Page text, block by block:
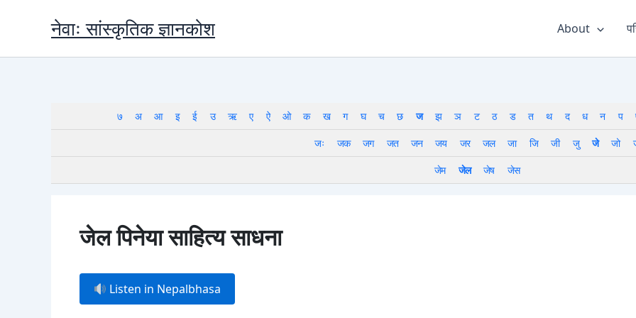
नेवाः सांस्कृतिक ज्ञानकोश About
७ अ आ इ ई उ ऋ ए ऐ ओ क ख ग घ च छ ज झ ञ ट ठ ड त थ द ध न प
जः
जक जग जत जन जय जर जल जा जि जी जु जे जो
जेम
जेल जेष जेस
जेल पिनेया साहित्य साधना
Listen in Nepalbhasa